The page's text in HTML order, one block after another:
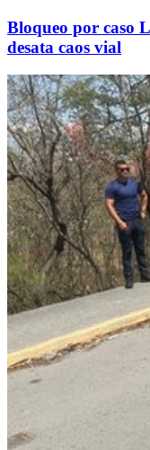
Bloqueo por caso
desata caos vial